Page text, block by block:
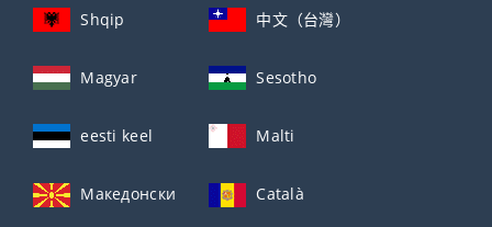
Shqip 中文（台灣）
Magyar Sesotho
eesti keel Malti
Македонски Català